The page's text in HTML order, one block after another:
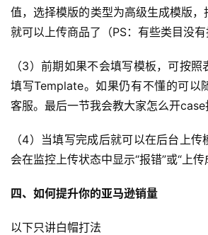
值，选择模版的类型为高级生成模版
就可以上传商品了（PS：有些类目没有
（3）前期如果不会填写模板，可按
填写Template。如果仍有不懂的可以
客服。最后一节我会教大家怎么开case
（4）当填写完成后就可以在后台上传
会在监控上传状态中显示“报错”或“上传
四、如何提升你的亚马逊销量
以下只讲白帽打法